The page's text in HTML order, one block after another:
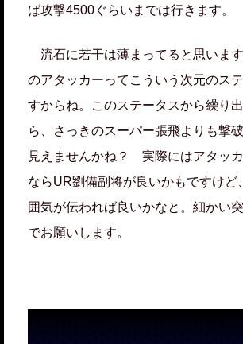
ば攻撃4500ぐらいまでは行きます。
流石に若干は薄まってると思いま
のアタッカーってこういう次元のス
すからね。このステータスから繰り
ら、さっきのスーパー張飛よりも撃
見えませんかね？ 実際にはアタッ
ならUR劉備副将が良いかもですけど
囲気が伝われば良いかなと。細かい
でお願いします。